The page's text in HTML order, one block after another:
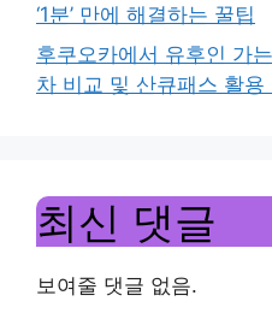
‘1분’ 만에 해결하는 꿀팁
후쿠오카에서 유후인 가
차 비교 및 산큐패스 활용
최신 댓글
보여줄 댓글 없음.